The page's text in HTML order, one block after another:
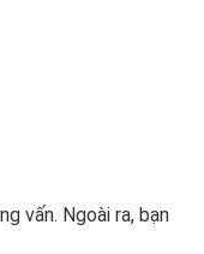
vấn. Ngoài ra, bạn